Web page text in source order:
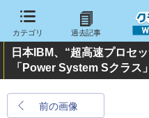
カテゴリ 過去記事
日本IBM、“超高速プロセ
「Power System Sクラス」
前の画像